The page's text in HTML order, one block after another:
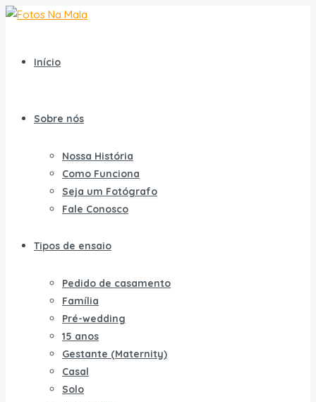
Início
Sobre nós
Nossa História
Como Funciona
Seja um Fotógrafo
Fale Conosco
Tipos de ensaio
Pedido de casamento
Família
Pré-wedding
15 anos
Gestante (Maternity)
Casal
Solo